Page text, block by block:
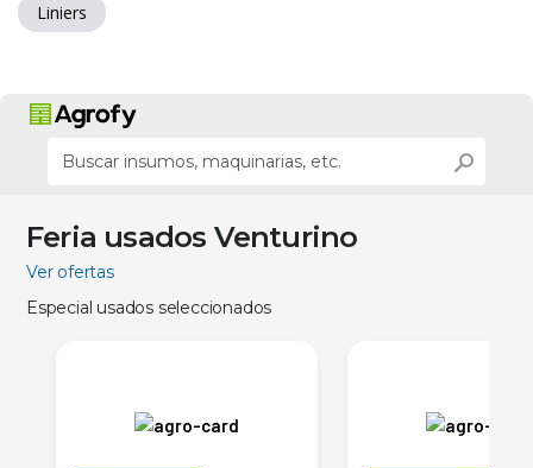
Liniers
Feria usados Venturino
Ver ofertas
Especial usados seleccionados